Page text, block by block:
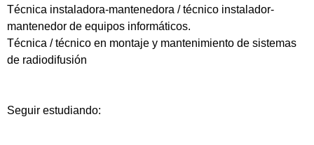
Técnica instaladora-mantenedora / técnico instalador-
mantenedor de equipos informáticos.
Técnica / técnico en montaje y mantenimiento de sistemas
de radiodifusión
Seguir estudiando: